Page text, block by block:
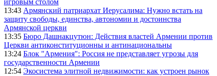
игровым столом
13:43 Армянский патриархат Иерусалима: Нужно встать на
защиту свободы, единства, автономии и достоинства
Армянской церкви
13:35 Бюро Дашнакцутюн: Действия властей Армении против
Церкви антиконституционны и антинациональны
13:24 Блок "Армения": Россия не представляет угрозы для
государственности Армении
12:54 Экосистема элитной недвижимости: как устроен рынок